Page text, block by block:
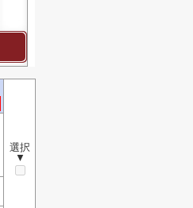
選択
▼